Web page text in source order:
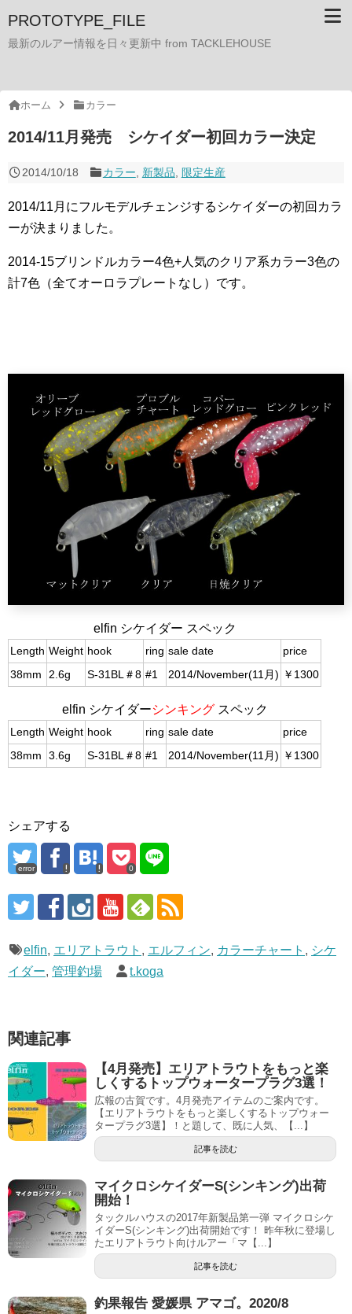
PROTOTYPE_FILE
最新のルアー情報を日々更新中 from TACKLEHOUSE
ホーム カラー
2014/11月発売 シケイダー初回カラー決定
2014/10/18 カラー 新製品 限定生産
2014/11月にフルモデルチェンジするシケイダーの初回カラ
ーが決まりました。
2014-15ブリンドルカラー4色+人気のクリア系カラー3色の
計7色（全てオーロラプレートなし）です。
elfin シケイダー スペック
Length Weight hook ring sale date
price
38mm
2.6g S-31BL＃8 #1 2014/November(11月) ￥1300
elfin シケイダーシンキングスペック
Length Weight hook ring sale date
price
38mm
3.6g S-31BL＃8 #1 2014/November(11月) ￥1300
シェアする
error 0
elfin, エリアトラウト , エルフィン, カラーチャート , シケ
イダー, 管理釣場 t.koga
関連記事
【4月発売】エリアトラウトをもっと楽
しくするトップウォータープラグ3選！
広報の古賀です。4月発売アイテムのご案内です。
【エリアトラウトをもっと楽しくするトップウォー
タープラグ3選】！と題して、既に人気、【...】
記事を読む
マイクロシケイダーS(シンキング)出荷
開始！
タックルハウスの2017年新製品第一弾 マイクロシケ
イダーS(シンキング)出荷開始です！ 昨年秋に登場し
たエリアトラウト向けルアー「マ【...】
記事を読む
釣果報告 愛媛県 アマゴ。2020/8